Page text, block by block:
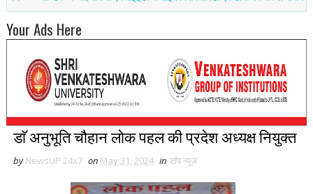
Your Ads Here
डाॅ अनुभूति चौहान लोक पहल की प्रदेश अध्यक्ष नियुक्त
by NewsUP 24x7 on May 31, 2024 in टॉप न्यूज़